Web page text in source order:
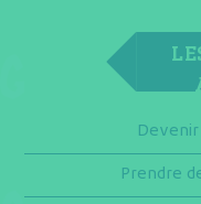
Prendre